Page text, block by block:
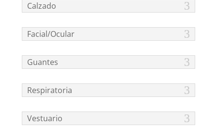
Calzado
Facial/Ocular
Guantes
Respiratoria
Vestuario